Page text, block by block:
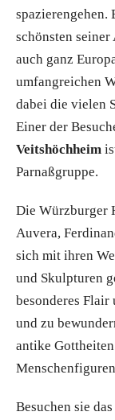
spazierengehen.
schönsten
auch ganz
umfangreichen
dabei die vielen
Einer der
Veitshöchheim
Parnaßgruppe.
Die Würzburger
Auvera,
sich mit ihren
und Skulpturen
besonderes Flair
und zu
antike
Besuchen sie